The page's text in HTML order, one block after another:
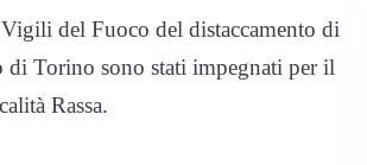
del Fuoco del distaccamento di
Torino sono stati impegnati per il
Rassa.